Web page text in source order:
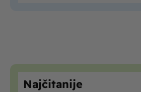
Najčitanije